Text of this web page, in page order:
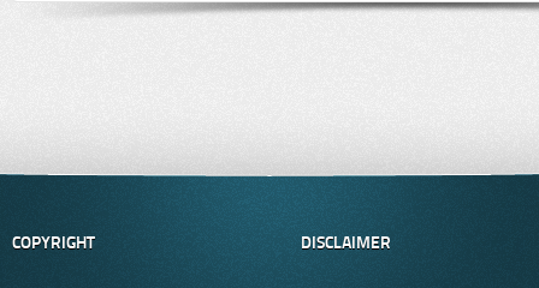
COPYRIGHT DISCLAIMER